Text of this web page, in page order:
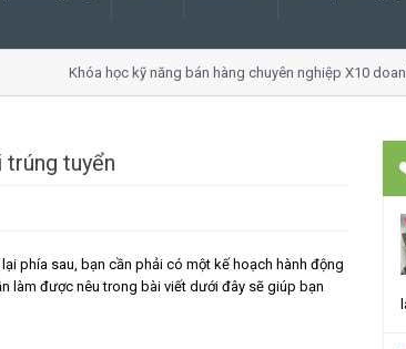
Khóa học kỹ năng bán hàng chuyên nghiệp X10 doanh số
trúng tuyển
phía sau, bạn cần phải có một kế hoạch hành động
làm được nêu trong bài viết dưới đây sẽ giúp bạn